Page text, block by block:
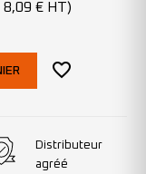
€ HT)
Distributeur
agréé